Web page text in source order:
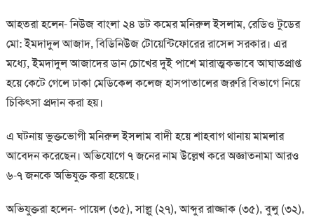
আহতরা হলেন- নিউজ বাংলা ২৪ ডট কমের মনিরুল ইসলাম, রেডিও টুডের
মো: ইমদাদুল আজাদ, বিডিনিউজ টোয়েন্টিফোরের রাসেল সরকার। এর
মধ্যে, ইমদাদুল আজাদের ডান চোখের দুই পাশে মারাত্মকভাবে আঘাতপ্রাপ্ত
হয়ে কেটে গেলে ঢাকা মেডিকেল কলেজ হাসপাতালের জরুরি বিভাগে নিয়ে
চিকিৎসা প্রদান করা হয়।
এ ঘটনায় ভুক্তভোগী মনিরুল ইসলাম বাদী হয়ে শাহবাগ থানায় মামলার
আবেদন করেছেন। অভিযোগে ৭ জনের নাম উল্লেখ করে অজ্ঞাতনামা আরও
৬-৭ জনকে অভিযুক্ত করা হয়েছে।
অভিযুক্তরা হলেন- পায়েল (৩৫), সাল্লু (২৭), আব্দুর রাজ্জাক (৩৫), বুলু (৩২),